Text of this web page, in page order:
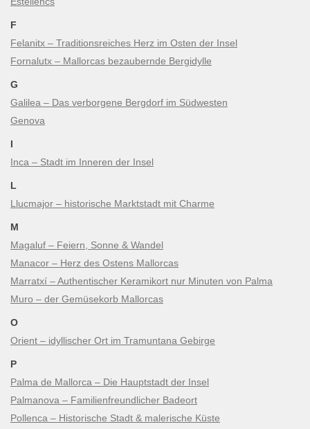
F
Felanitx – Traditionsreiches Herz im Osten der Insel
Fornalutx – Mallorcas bezaubernde Bergidylle
G
Galilea – Das verborgene Bergdorf im Südwesten
Genova
I
Inca – Stadt im Inneren der Insel
L
Llucmajor – historische Marktstadt mit Charme
M
Magaluf – Feiern, Sonne & Wandel
Manacor – Herz des Ostens Mallorcas
Marratxí – Authentischer Keramikort nur Minuten von Palma
Muro – der Gemüsekorb Mallorcas
O
Orient – idyllischer Ort im Tramuntana Gebirge
P
Palma de Mallorca – Die Hauptstadt der Insel
Palmanova – Familienfreundlicher Badeort
Pollenca – Historische Stadt & malerische Küste